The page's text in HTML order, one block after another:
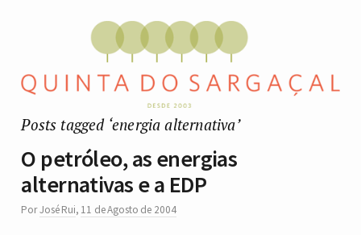
Posts tagged ‘energia alternativa’
O petróleo, as energias
alternativas e a EDP
PorJosé Rui, 11 de Agosto de 2004